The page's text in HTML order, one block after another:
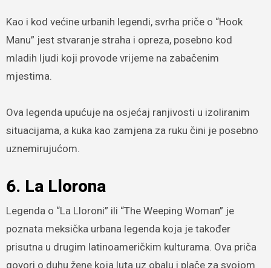
Kao i kod većine urbanih legendi, svrha priče o “Hook
Manu” jest stvaranje straha i opreza, posebno kod
mladih ljudi koji provode vrijeme na zabačenim
mjestima.
Ova legenda upućuje na osjećaj ranjivosti u izoliranim
situacijama, a kuka kao zamjena za ruku čini je posebno
uznemirujućom.
6. La Llorona
Legenda o “La Lloroni” ili “The Weeping Woman” je
poznata meksička urbana legenda koja je također
prisutna u drugim latinoameričkim kulturama. Ova priča
govori o duhu žene koja luta uz obalu i plače za svojom